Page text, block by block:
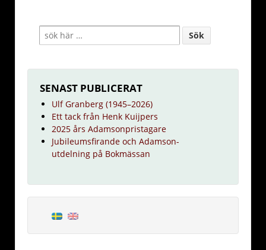
SENAST PUBLICERAT
Ulf Granberg (1945–2026)
Ett tack från Henk Kuijpers
2025 års Adamsonpristagare
Jubileumsfirande och Adamson-
utdelning på Bokmässan